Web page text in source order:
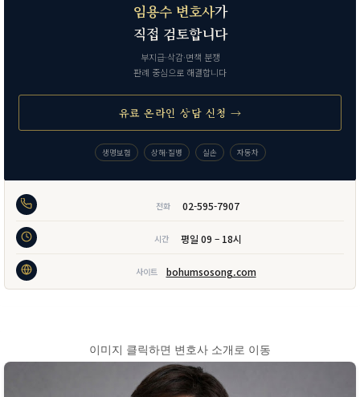
임용수 변호사가
직접 검토합니다
부지급·삭감·면책 분쟁
판례 중심으로 해결합니다
유료 온라인 상담 신청 →
생명보험 상해·질병 실손 자동차
전화 02-595-7907
시간 평일 09 – 18시
사이트 bohumsosong.com
이미지 클릭하면 변호사 소개로 이동